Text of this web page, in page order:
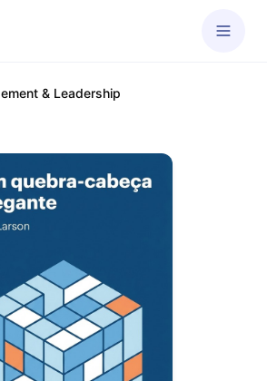
& Leadership